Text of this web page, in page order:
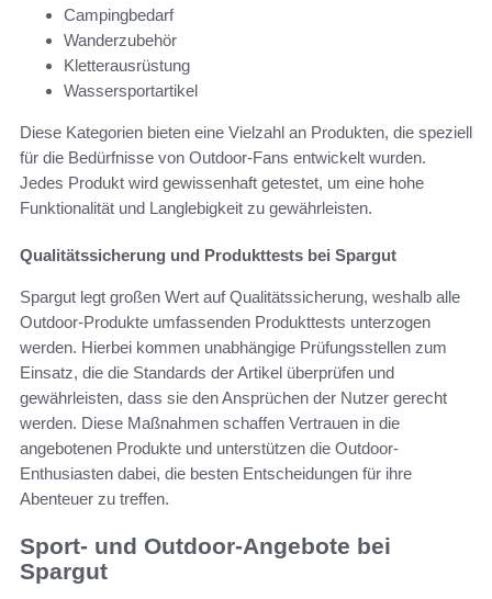
Campingbedarf
Wanderzubehör
Kletterausrüstung
Wassersportartikel
Diese Kategorien bieten eine Vielzahl an Produkten, die speziell
für die Bedürfnisse von Outdoor-Fans entwickelt wurden.
Jedes Produkt wird gewissenhaft getestet, um eine hohe
Funktionalität und Langlebigkeit zu gewährleisten.
Qualitätssicherung und Produkttests bei Spargut
Spargut legt großen Wert auf Qualitätssicherung, weshalb alle
Outdoor-Produkte umfassenden Produkttests unterzogen
werden. Hierbei kommen unabhängige Prüfungsstellen zum
Einsatz, die die Standards der Artikel überprüfen und
gewährleisten, dass sie den Ansprüchen der Nutzer gerecht
werden. Diese Maßnahmen schaffen Vertrauen in die
angebotenen Produkte und unterstützen die Outdoor-
Enthusiasten dabei, die besten Entscheidungen für ihre
Abenteuer zu treffen.
Sport- und Outdoor-Angebote bei
Spargut